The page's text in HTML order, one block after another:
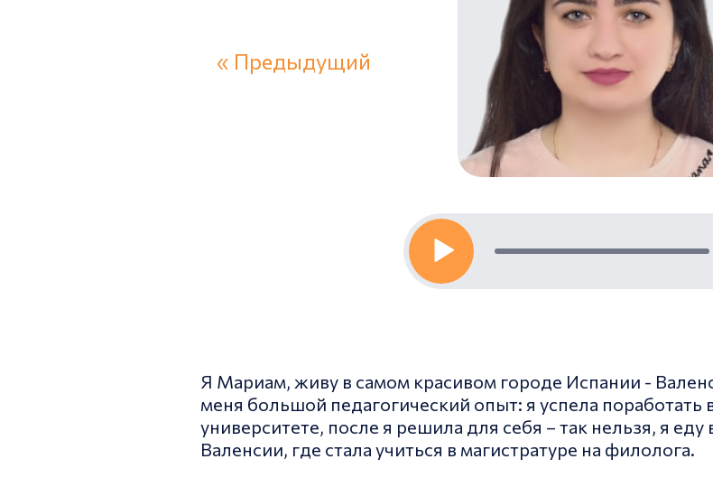
« Предыдущий
Я Мариам, живу в самом красивом городе Испании -
меня большой педагогический опыт: я успела поработать
университете, после я решила для себя – так нельзя, я
Валенсии, где стала учиться в магистратуре на филолога.